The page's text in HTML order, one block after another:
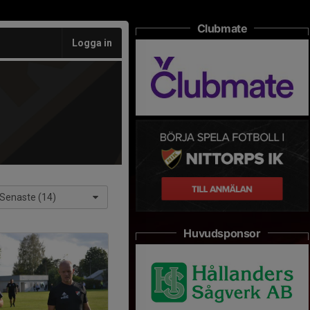
Logga in
Senaste (14)
Clubmate
Huvudsponsor